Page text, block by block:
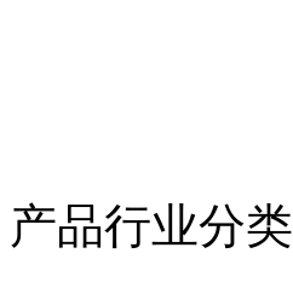
产品行业分类